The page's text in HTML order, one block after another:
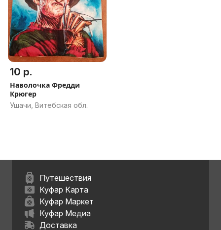
10 р.
Наволочка Фредди
Крюгер
Ушачи, Витебская обл.
Путешествия
Куфар Карта
Куфар Маркет
Куфар Медиа
Доставка